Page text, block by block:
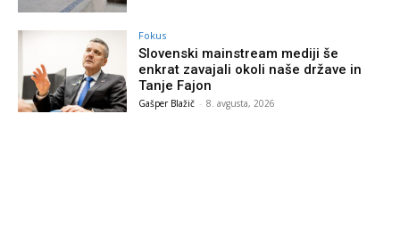
Fokus
Slovenski mainstream mediji še
enkrat zavajali okoli naše države in
Tanje Fajon
Gašper Blažič - 8. avgusta, 2026